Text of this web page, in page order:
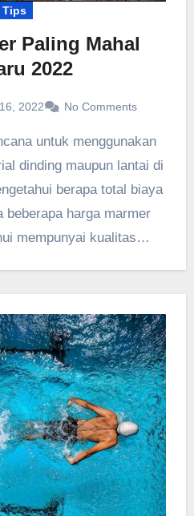
Tips
Paling Mahal
2022
2022 No Comments
dinding maupun lantai di
berapa total biaya
beberapa harga marmer
mempunyai kualitas…